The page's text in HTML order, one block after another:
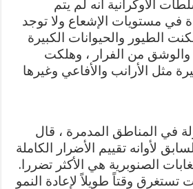
الأوكرانية أنه لم يتم
في مستويات الإشعاع ولا توجد
الطيور والحيوانات الكبيرة
والوشق من الفرار ، وهلكت
مثل الأرانب والأفاعي وغيرها
في المناطق المدمرة ، قال
لأوانه تقييم الأضرار الكاملة
الصنوبرية هي الأكثر تضررا.
تستغرق وقتاً طويلاً لإعادة النمو